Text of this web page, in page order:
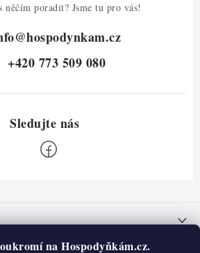
na Hospodyňkám.cz.
něčím poradit? Jsme tu pro vás!
@hospodynkam.cz
+420 773 509 080